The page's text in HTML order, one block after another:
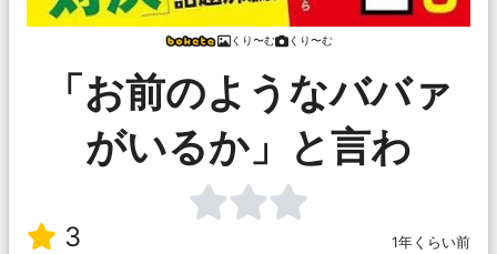
くり〜む くり〜む
「お前のようなババァ
がいるか」と言わ
3 1年くらい前